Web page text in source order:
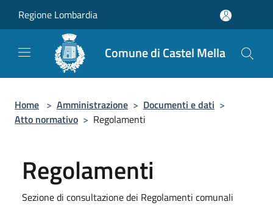
Regione Lombardia
Comune di Castel Mella
Home > Amministrazione > Documenti e dati >
Atto normativo > Regolamenti
Regolamenti
Sezione di consultazione dei Regolamenti comunali